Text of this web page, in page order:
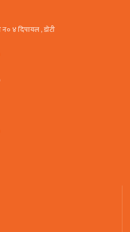
४ दिपायल , डाेटी